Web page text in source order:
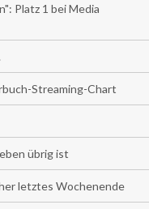
Platz 1 bei Media
Streaming-Chart
übrig ist
letztes Wochenende